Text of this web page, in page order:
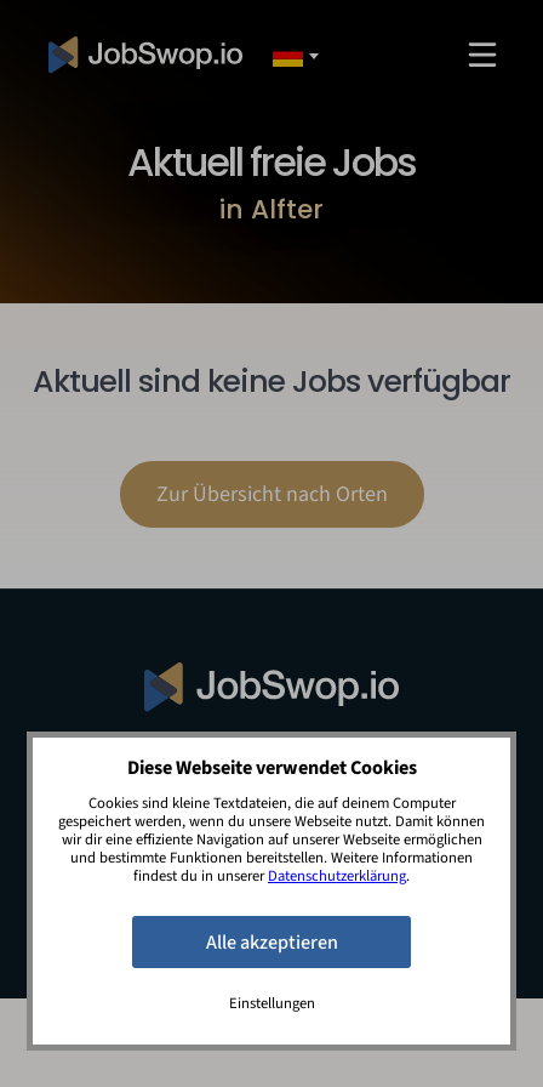
Aktuell freie Jobs
in Alfter
Aktuell sind keine Jobs verfügbar
Zur Übersicht nach Orten
© 2026 JobSwop.io · All rights reserved.
Blog Jobs Newsletter
Kontakt
Preise
Impressum Datenschutz
Diese Webseite verwendet Cookies
Cookies sind kleine Textdateien, die auf deinem Computer
gespeichert werden, wenn du unsere Webseite nutzt. Damit können
wir dir eine effiziente Navigation auf unserer Webseite ermöglichen
und bestimmte Funktionen bereitstellen. Weitere Informationen
findest du in unsererDatenschutzerklärung.
Einstellungen